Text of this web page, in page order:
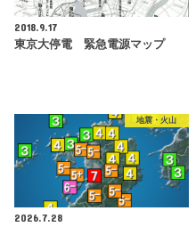
2018.9.17
東京大停電 緊急電源マップ
地震・火山
2026.7.28